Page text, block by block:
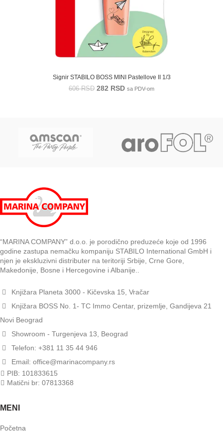
Signir STABILO BOSS MINI Pastellove II 1/3
606RSD 282 RSD sa PDV-om
“MARINA COMPANY” d.o.o. je porodično preduzeće koje od 1996
godine zastupa nemačku kompaniju STABILO International GmbH i
njen je ekskluzivni distributer na teritoriji Srbije, Crne Gore,
Makedonije, Bosne i Hercegovine i Albanije..
Knjižara Planeta 3000 - Kičevska 15, Vračar
Knjižara BOSS No. 1- TC Immo Centar, prizemlje, Gandijeva 21
Novi Beograd
Showroom - Turgenjeva 13, Beograd
Telefon: +381 11 35 44 946
Email: office@marinacompany.rs
PIB: 101833615
Matični br: 07813368
MENI
Početna